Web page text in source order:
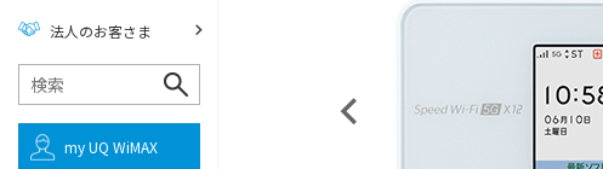
法人のお客さま
my UQ WiMAX